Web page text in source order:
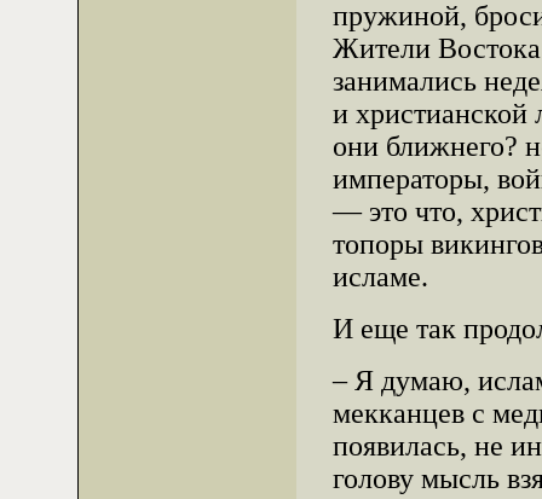
пружиной,
Жители
занимались
и
они ближнего?
императоры,
— это что,
топоры
исламе.
И еще так
– Я думаю,
мекканцев с
появилась, не
голову мысль